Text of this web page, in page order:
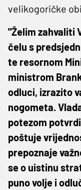
velikogoričke
"Želim zahvaliti
čelu s
te resornom
ministrom
odluci, izrazito
nogometa.
potezom
poštuje
prepoznaje
se o uistinu
puno volje i